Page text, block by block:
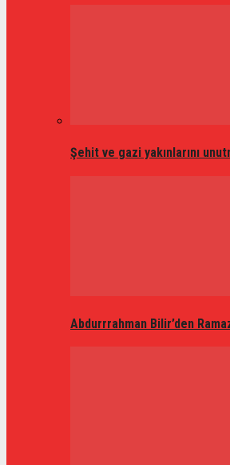
Şehit ve gazi yakınlarını
Abdurrrahman Bilir’den